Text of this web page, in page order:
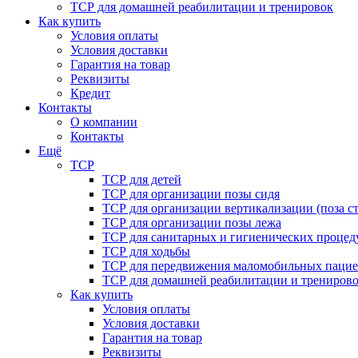
ТСР для домашней реабилитации и тренировок
Как купить
Условия оплаты
Условия доставки
Гарантия на товар
Реквизиты
Кредит
Контакты
О компании
Контакты
Ещё
ТСР
ТСР для детей
ТСР для организации позы сидя
ТСР для организации вертикализации (поза
ТСР для организации позы лежа
ТСР для санитарных и гигиенических
ТСР для ходьбы
ТСР для передвижения маломобильных
ТСР для домашней реабилитации и
Как купить
Условия оплаты
Условия доставки
Гарантия на товар
Реквизиты